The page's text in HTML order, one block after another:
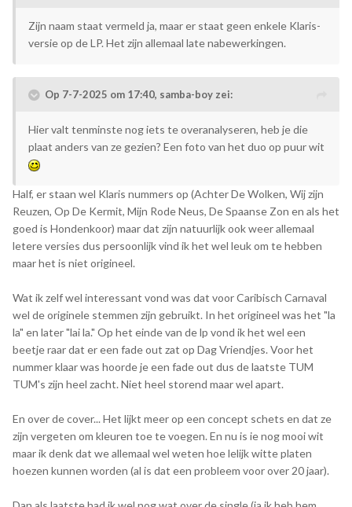
Zijn naam staat vermeld ja, maar er staat geen enkele Klaris-
versie op de LP. Het zijn allemaal late nabewerkingen.
Op 7-7-2025 om 17:40, samba-boy zei:
Hier valt tenminste nog iets te overanalyseren, heb je die
plaat anders van ze gezien? Een foto van het duo op puur wit
Half, er staan wel Klaris nummers op (Achter De Wolken, Wij zijn
Reuzen, Op De Kermit, Mijn Rode Neus, De Spaanse Zon en als het
goed is Hondenkoor) maar dat zijn natuurlijk ook weer allemaal
letere versies dus persoonlijk vind ik het wel leuk om te hebben
maar het is niet origineel.
Wat ik zelf wel interessant vond was dat voor Caribisch Carnaval
wel de originele stemmen zijn gebruikt. In het origineel was het "la
la" en later "lai la." Op het einde van de lp vond ik het wel een
beetje raar dat er een fade out zat op Dag Vriendjes. Voor het
nummer klaar was hoorde je een fade out dus de laatste TUM
TUM's zijn heel zacht. Niet heel storend maar wel apart.
En over de cover... Het lijkt meer op een concept schets en dat ze
zijn vergeten om kleuren toe te voegen. En nu is ie nog mooi wit
maar ik denk dat we allemaal wel weten hoe lelijk witte platen
hoezen kunnen worden (al is dat een probleem voor over 20 jaar).